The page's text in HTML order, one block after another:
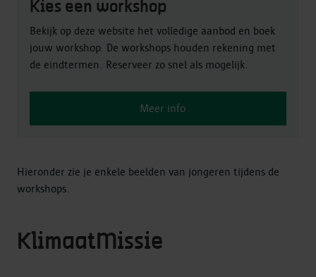
Kies een workshop
Bekijk op deze website het volledige aanbod en boek
jouw workshop. De workshops houden rekening met
de eindtermen. Reserveer zo snel als mogelijk.
Meer info
Hieronder zie je enkele beelden van jongeren tijdens de
workshops.
KlimaatMissie